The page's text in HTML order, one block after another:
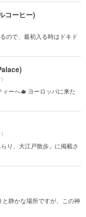
コーヒー)
ので、最初入る時はドキド
ーへ🫖 ヨーロッパに来た
り、大江戸散歩」に掲載さ
静かな場所ですが、この神